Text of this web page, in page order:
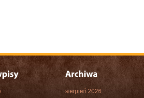
sierpień 2026